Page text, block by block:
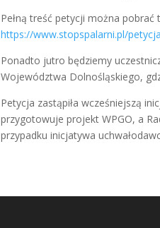
Pełną treść petycji można pobrać
https://www.stopspalarni.pl/
Ponadto jutro będziemy
Województwa Dolnośląskiego,
Petycja zastąpiła wcześniejszą
przygotowuje projekt WPGO, a
przypadku inicjatywa